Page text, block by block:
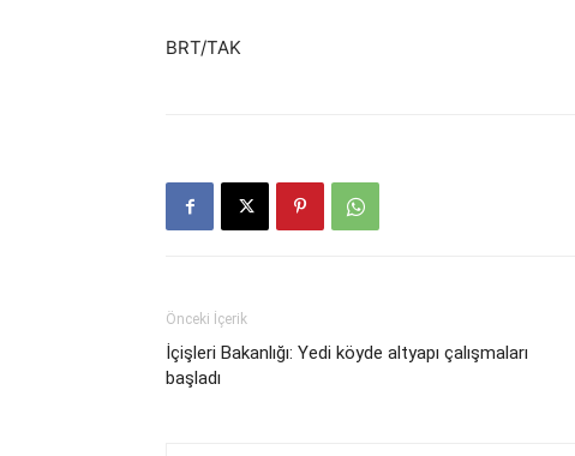
BRT/TAK
Önceki İçerik
İçişleri Bakanlığı: Yedi köyde altyapı çalışmaları
başladı